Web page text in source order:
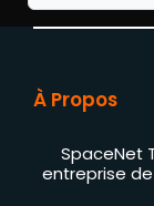
À Propos
SpaceNet
entreprise